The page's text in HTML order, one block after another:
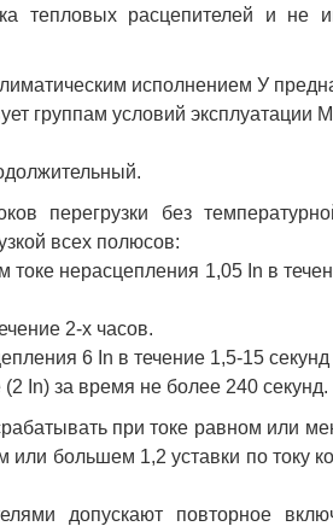
тепловых расцепителей и не
исполнением У
группам условий
перегрузки без
всех полюсов:
токе нерасцепления 1,05 In в
2-х часов.
6 In в течение 1,5-15 секунд
In) за время не более 240 секунд.
при токе равном или
большем 1,2 уставки по току
допускают повторное